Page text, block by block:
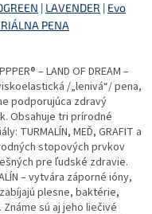
| LAVENDER | Evo
PENA
– LAND OF DREAM –
/„lenivá“/ pena,
podporujúca zdravý
Obsahuje tri prírodné
TURMALÍN, MEĎ, GRAFIT a
stopových prvkov
pre ľudské zdravie.
– vytvára záporné ióny,
plesne, baktérie,
Známe sú aj jeho liečivé